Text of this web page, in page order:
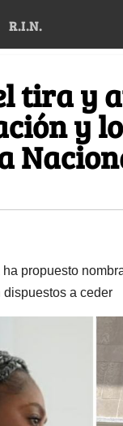
R.I.N.
tira y
y
ha propuesto
a ceder